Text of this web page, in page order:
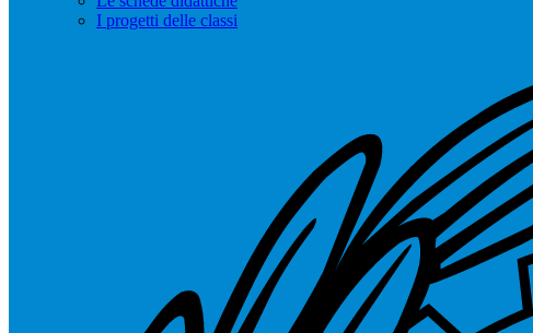
I progetti delle classi